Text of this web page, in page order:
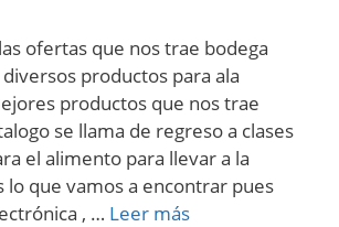
ofertas que nos trae bodega
productos para ala
productos que nos trae
se llama de regreso a clases
el alimento para llevar a la
lo que vamos a encontrar pues
, … Leer más